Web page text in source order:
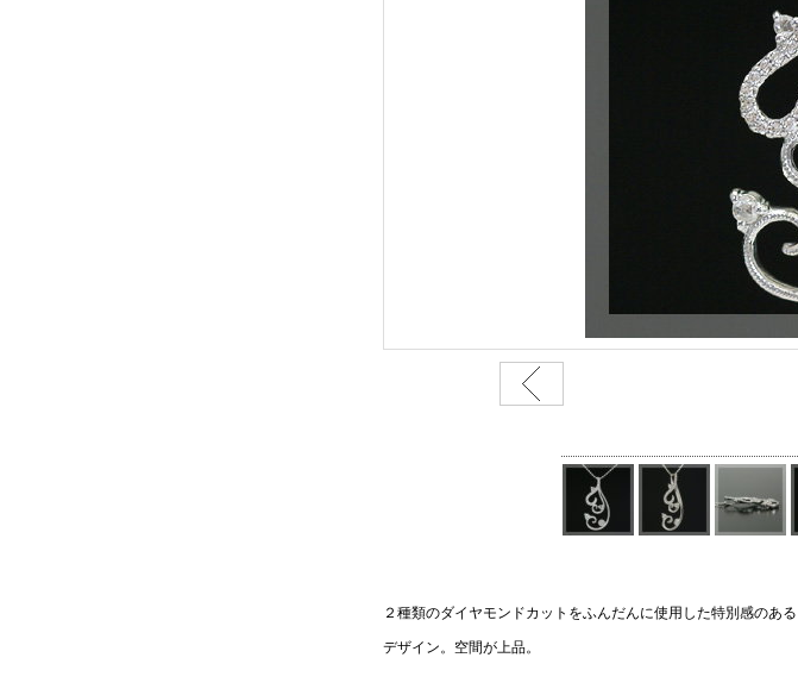
２種類のダイヤモンドカットをふんだんに使用した特別感のある
デザイン。空間が上品。